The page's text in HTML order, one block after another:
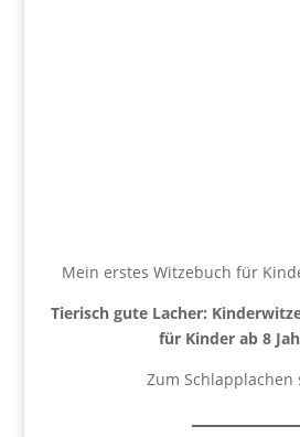
Mein erstes Witzebuch für
Tierisch gute Lacher:
für Kinder ab 8
Zum Schlapplachen